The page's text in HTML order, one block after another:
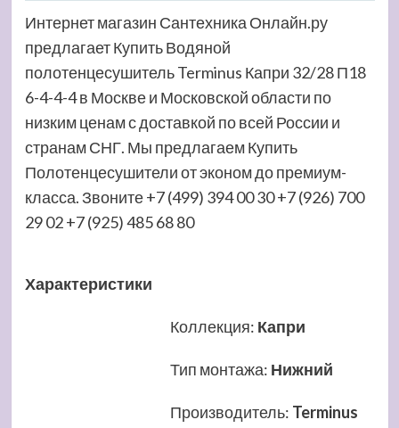
Интернет магазин Сантехника Онлайн.ру
предлагает Купить Водяной
полотенцесушитель Terminus Капри 32/28 П18
6-4-4-4 в Москве и Московской области по
низким ценам с доставкой по всей России и
странам СНГ. Мы предлагаем Купить
Полотенцесушители от эконом до премиум-
класса. Звоните +7 (499) 394 00 30 +7 (926) 700
29 02 +7 (925) 485 68 80
Характеристики
Коллекция: Капри
Тип монтажа: Нижний
Производитель: Terminus